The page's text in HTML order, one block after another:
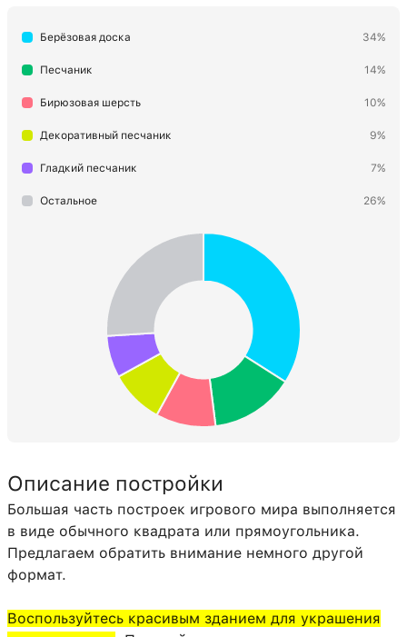
Факел
Доска из тёмного дуба
Каменная плита
Тёмнодубовые ступени
Двойная каменная плита
Жёлтая шерсть
Берёзовая доска 34%
Песчаник 14%
Бирюзовая шерсть 10%
Декоративный песчаник 9%
Гладкий песчаник 7%
Остальное 26%
Описание постройки
Большая часть построек игрового мира выполняется
в виде обычного квадрата или прямоугольника.
Предлагаем обратить внимание немного другой
формат.
Воспользуйтесь красивым зданием для украшения